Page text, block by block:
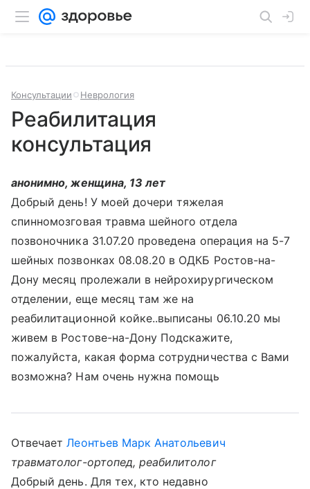
Консультации Неврология
Реабилитация
консультация
анонимно, женщина, 13 лет
Добрый день! У моей дочери тяжелая
спинномозговая травма шейного отдела
позвоночника 31.07.20 проведена операция на 5-7
шейных позвонках 08.08.20 в ОДКБ Ростов-на-
Дону месяц пролежали в нейрохирургическом
отделении, еще месяц там же на
реабилитационной койке..выписаны 06.10.20 мы
живем в Ростове-на-Дону Подскажите,
пожалуйста, какая форма сотрудничества с Вами
возможна? Нам очень нужна помощь
ОтвечаетЛеонтьев Марк Анатольевич
травматолог-ортопед, реабилитолог
Добрый день. Для тех, кто недавно